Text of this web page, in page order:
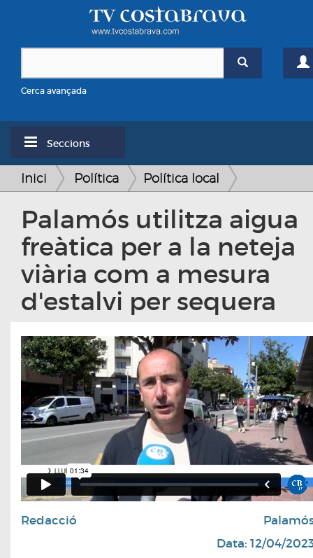
Cerca avançada
Seccions
Inici Política Política local
Palamós utilitza aigua
freàtica per a la neteja
viària com a mesura
d'estalvi per sequera
Redacció
Data: 12/04/